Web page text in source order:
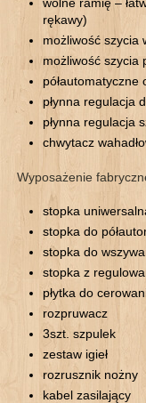
rękawy)
możliwość szycia
możliwość szycia
półautomatyczne
płynna regulacja
płynna regulacja
chwytacz
Wyposażenie
stopka
stopka do
stopka do
stopka z
płytka do
rozpruwacz
3szt. szpulek
zestaw igieł
rozrusznik nożny
kabel zasilający